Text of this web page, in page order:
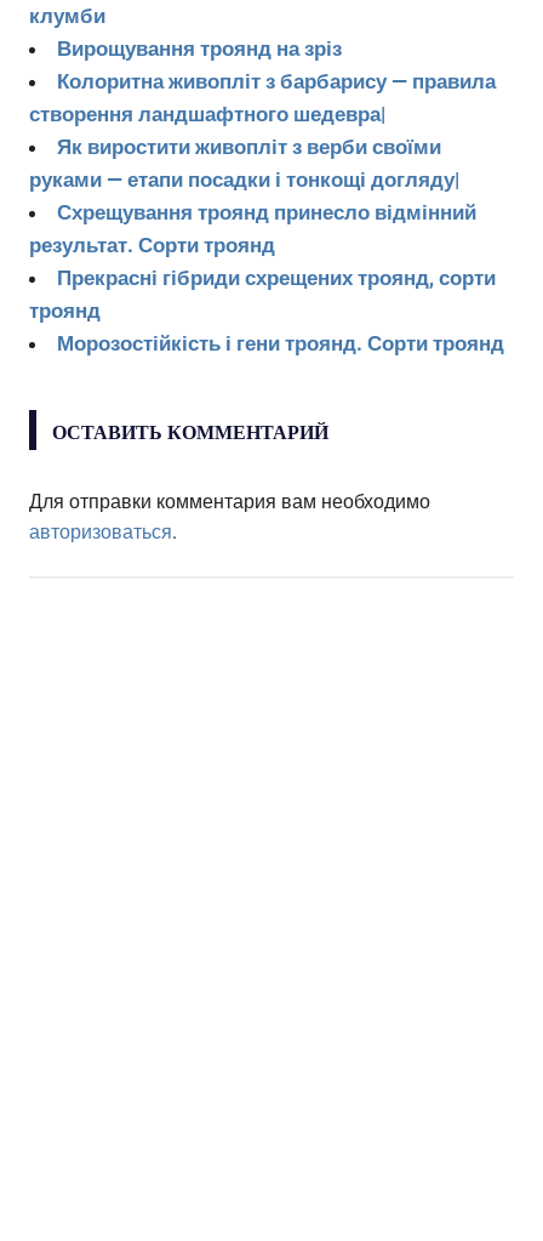
клумби
Вирощування троянд на зріз
Колоритна живопліт з барбарису — правила
створення ландшафтного шедевра|
Як виростити живопліт з верби своїми
руками — етапи посадки і тонкощі догляду|
Схрещування троянд принесло відмінний
результат. Сорти троянд
Прекрасні гібриди схрещених троянд, сорти
троянд
Морозостійкість і гени троянд. Сорти троянд
ОСТАВИТЬ КОММЕНТАРИЙ
Для отправки комментария вам необходимо
авторизоваться.